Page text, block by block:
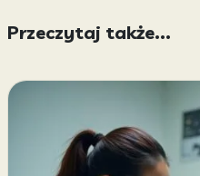
Przeczytaj także...